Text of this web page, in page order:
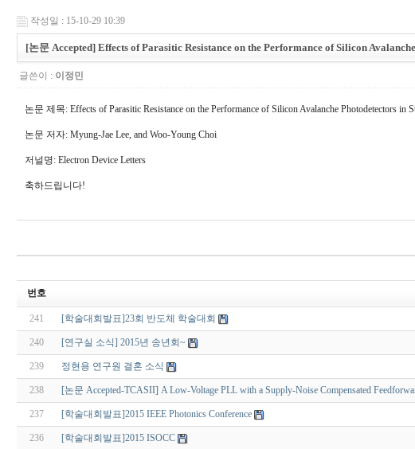
작성일 : 15-10-29 10:39
[논문 Accepted] Effects of Parasitic Resistance on the Performance of Silicon
글쓴이 : 이정민
논문 제목: Effects of Parasitic Resistance on the Performance of Silicon Avalanche Photodetectors in
논문 저자: Myung-Jae Lee, and Woo-Young Choi
저널명: Electron Device Letters
축하드립니다!
번호
241 [학술대회발표]23회 반도체 학술대회
240 [연구실 소식] 2015년 송년회~
239 정현용 연구원 결혼 소식
238 [논문 Accepted-TCASII] A Low-Voltage PLL with a Supply-Noise Compensated
237 [학술대회발표]2015 IEEE Photonics Conference
236 [학술대회발표]2015 ISOCC